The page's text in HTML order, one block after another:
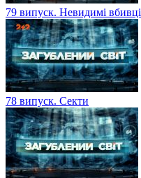
79 випуск. Невидимі вбивці
78 випуск. Секти